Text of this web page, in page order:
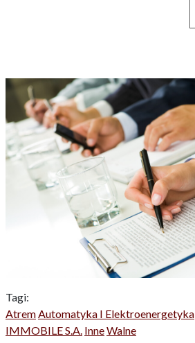
Tagi:
AtremAutomatyka I Elektroenergetyka
IMMOBILE S.A. InneWalne